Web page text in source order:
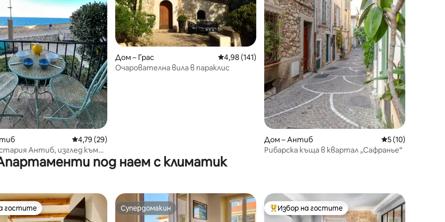
5, 105 отзива
Средна оценка: 4,79 от 5, 29 отзива
4,79 (29)
Антиб, изглед към
Дом – Грас Средна оценка: 4,98 от 5, 141 отзива
4,98 (141)
Очарователна вила в параклис
Дом – Антиб Средна оценка:
5 (10)
Рибарска къща в квартал „Сафранье“
под наем с климатик
гостите
гостите Супердомакин
Супердомакин Най-популярен избор на гостите
Избор на гостите